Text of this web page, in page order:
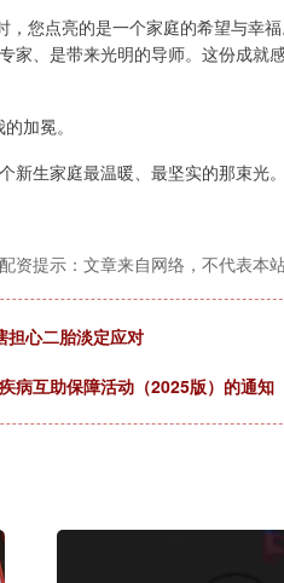
，您点亮的是一个家庭的希望与幸
家、是带来光明的导师。这份成就
加冕。
新生家庭最温暖、最坚实的那束光。
资提示：文章来自网络，不代表本站
担心二胎淡定应对
病互助保障活动（2025版）的通知